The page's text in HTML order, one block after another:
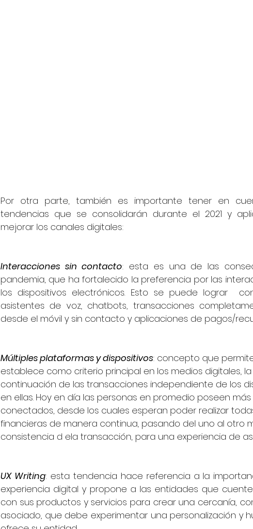
Por otra parte, también es importante tener en
tendencias que se consolidarán durante el 2021 y
mejorar los canales digitales:
Interacciones sin contacto: esta es una de las
pandemia, que ha fortalecido la preferencia por las
los dispositivos electrónicos. Esto se puede lograr
asistentes de voz, chatbots, transacciones
desde el móvil y sin contacto y aplicaciones de pagos/
Múltiples plataformas y dispositivos: concepto que
establece como criterio principal en los medios digitales,
continuación de las transacciones independiente de los
en ellas. Hoy en día las personas en promedio poseen
conectados, desde los cuales esperan poder realizar
financieras de manera continua, pasando del uno al otro
consistencia d ela transacción, para una experiencia de
UX Writing: esta tendencia hace referencia a la
experiencia digital y propone a las entidades que
con sus productos y servicios para crear una cercanía,
asociado, que debe experimentar una personalización y